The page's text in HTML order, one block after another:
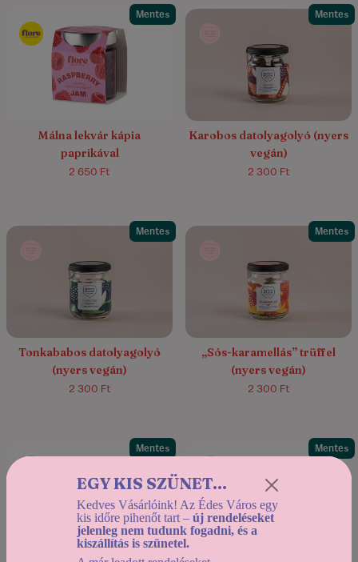
Mentes
Málna lekvár kápia
paprikával
2 650 Ft
Mentes
5.0/5 (1)
Karobos datolyagolyó (nyers
vegán)
2 300 Ft
Mentes
Tonkababos datolyagolyó
(nyers vegán)
2 300 Ft
Mentes
4.7/5 (3)
„Sós-karamellás” trüffel
(nyers vegán)
2 300 Ft
Mentes Mentes
EGY KIS SZÜNET...
Kedves Vásárlóink! Az Édes Város egy
kis időre pihenőt tart – új rendeléseket
jelenleg nem tudunk fogadni, és a
kiszállítás is szünetel.